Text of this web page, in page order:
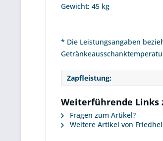
Gewicht: 45 kg
* Die Leistungsangaben
Zapfleistung:
Weiterführende Links
Fragen zum Artikel?
Weitere Artikel von